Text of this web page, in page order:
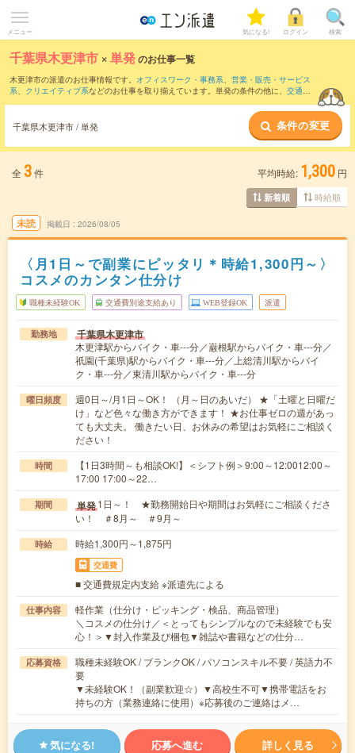
メニュー 気になる! ログイン 検索
千葉県木更津市 ×単発のお仕事一覧
木更津市の派遣のお仕事情報です。 オフィスワーク・事務系、 営業・販売・サービス
系、 クリエイティブ系などのお仕事を取り揃えています。単発の条件の他に、 交通費
千葉県木更津市 / 単発 条件の変更
全 3件 平均時給: 1,300 円
新着順 時給順
未読 掲載日 2026/08/05
〈月1日～で副業にピッタリ＊時給1,300円～〉
コスメのカンタン仕分け
職種未経験OK 交通費別途支給あり WEB登録OK 派遣
勤務地 千葉県木更津市
木更津駅からバイク・車---分／巌根駅からバイク・車---分／
祇園(千葉県)駅からバイク・車---分／上総清川駅からバイ
ク・車---分／東清川駅からバイク・車---分
曜日頻度
週0日～/月1日～OK！ （月～日のあいだ） ★「土曜と日曜だ
け」など色々な働き方ができます！ ★お仕事ゼロの週があっ
ても大丈夫。 働きたい日、お休みの希望はお気軽にご相談く
ださい！
時間
【1日3時間～も相談OK!】＜シフト例＞9:00～12:0012:00～
17:00 17:00～22…
期間 単発1日～！ ★勤務開始日や期間はお気軽にご相談くださ
い！ ＃8月～ ＃9月～
時給 時給1,300円～1,875円
交通費
■ 交通費規定内支給 ※派遣先による
仕事内容
軽作業（仕分け・ピッキング・検品、商品管理）
＼コスメの仕分け／＜とってもシンプルなので未経験でも安
心！＞▼封入作業及び梱包▼雑誌や書籍などの仕分…
応募資格
職種未経験OK / ブランクOK / パソコンスキル不要 / 英語力不
要
▼未経験OK！（副業歓迎☆）▼高校生不可▼携帯電話をお
持ちの方（業務連絡に使用）※応募後のご連絡はメ…
気になる! 応募へ進む 詳しく見る